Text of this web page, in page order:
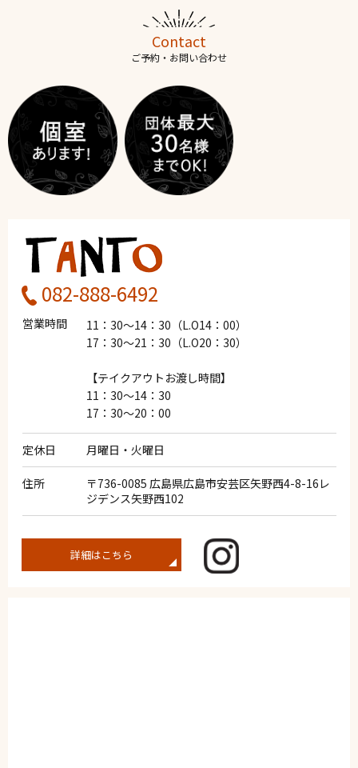
Contact
ご予約・お問い合わせ
082-888-6492
営業時間
11：30～14：30（L.O14：00）
17：30～21：30（L.O20：30）
【テイクアウトお渡し時間】
11：30～14：30
17：30～20：00
定休日 月曜日・火曜日
住所
〒736-0085 広島県広島市安芸区矢野西4-8-16レ
ジデンス矢野西102
詳細はこちら